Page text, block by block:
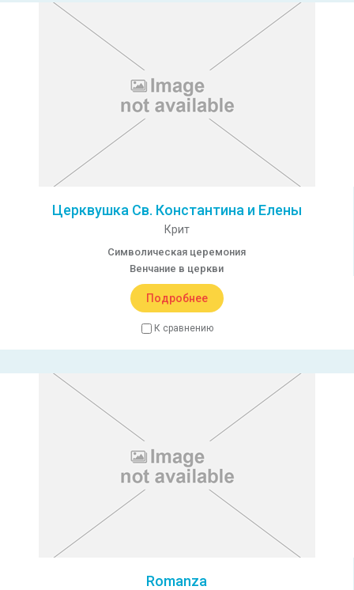
Церквушка Св. Константина и Елены
Крит
Символическая церемония
Венчание в церкви
Подробнее
К сравнению
Romanza